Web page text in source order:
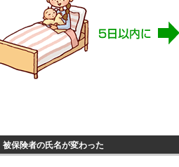
被保険者の氏名が変わった